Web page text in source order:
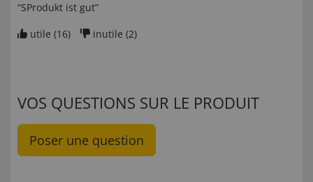
“SProdukt ist gut”
utile (16) inutile (2)
VOS QUESTIONS SUR LE PRODUIT
Poser une question